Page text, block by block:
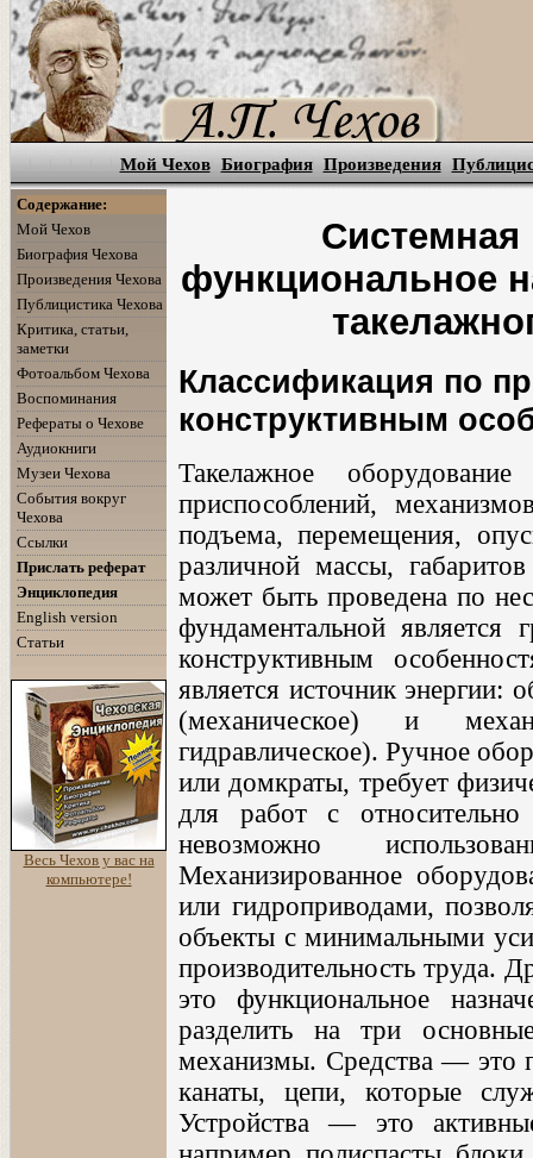
Мой Чехов Биография Произведения
Содержание:
Мой Чехов
Биография Чехова
Произведения Чехова
Публицистика Чехова
Критика, статьи,
заметки
Фотоальбом Чехова
Воспоминания
Рефераты о Чехове
Аудиокниги
Музеи Чехова
События вокруг
Чехова
Ссылки
Прислать реферат
Энциклопедия
English version
Статьи
Весь Чехов у вас на
компьютере!
Системная
функциональное
Классификация по
конструктивным
Такелажное
приспособлений,
подъема, перемещения,
различной массы,
может быть проведена по
фундаментальной
конструктивным
является источник энергии:
(механическое) и
гидравлическое). Ручное
или домкраты, требует
для работ с
невозможно
Механизированное
или гидроприводами,
объекты с минимальными
производительность труда.
это функциональное
разделить на три
механизмы. Средства — это
канаты, цепи, которые
Устройства — это